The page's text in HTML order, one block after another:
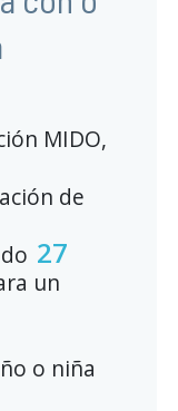
MIDO,
de
27
un
o niña